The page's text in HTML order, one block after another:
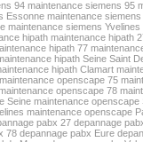
94 maintenance siemens 95
Essonne maintenance
maintenance siemens Yvelines
hipath maintenance hipath
hipath 77
hipath Seine Saint
hipath Clamart
maintenance openscape 75
openscape 78
Seine maintenance openscape
maintenance openscape
pabx 27 depannage
78 depannage pabx Eure